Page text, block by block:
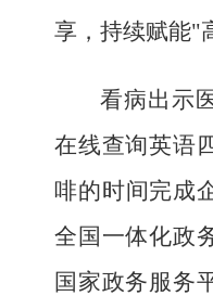
享，持续赋能"
看病出示
在线查询英语
啡的时间完成
全国一体化政
国家政务服务